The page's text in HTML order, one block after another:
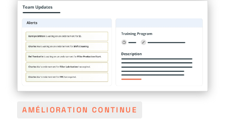
AMÉLIORATION CONTINUE